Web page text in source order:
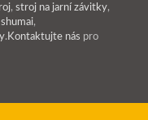
, stroj na jarní závitky,
,
.Kontaktujte nás pro